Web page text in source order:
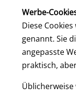
Werbe-
Diese
genannt. Sie
angepasste
praktisch,